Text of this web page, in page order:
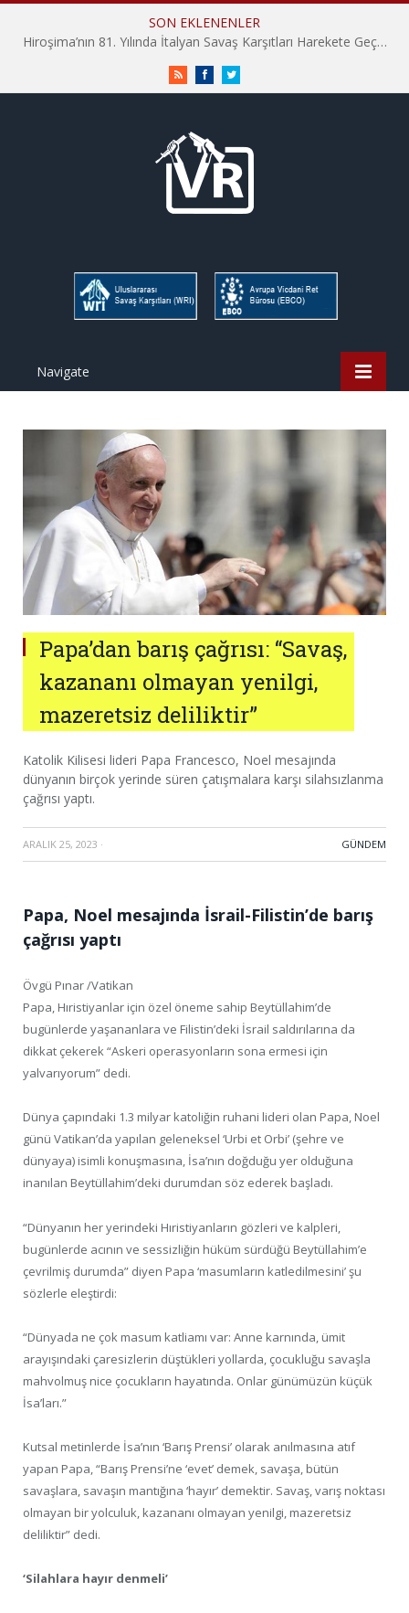
SON EKLENENLER
Hiroşima’nın 81. Yılında İtalyan Savaş Karşıtları Harekete Geçti: “Hatırlamak yeterli değil”
RSS FacebookTwitter
Navigate
Papa’dan barış çağrısı: “Savaş,
kazananı olmayan yenilgi,
mazeretsiz deliliktir”
Katolik Kilisesi lideri Papa Francesco, Noel mesajında
dünyanın birçok yerinde süren çatışmalara karşı silahsızlanma
çağrısı yaptı.
ARALIK 25, 2023 · GÜNDEM
Papa, Noel mesajında İsrail-Filistin’de barış
çağrısı yaptı
Övgü Pınar /Vatikan
Papa, Hıristiyanlar için özel öneme sahip Beytüllahim’de
bugünlerde yaşananlara ve Filistin’deki İsrail saldırılarına da
dikkat çekerek “Askeri operasyonların sona ermesi için
yalvarıyorum” dedi.
Dünya çapındaki 1.3 milyar katoliğin ruhani lideri olan Papa, Noel
günü Vatikan’da yapılan geleneksel ‘Urbi et Orbi’ (şehre ve
dünyaya) isimli konuşmasına, İsa’nın doğduğu yer olduğuna
inanılan Beytüllahim’deki durumdan söz ederek başladı.
“Dünyanın her yerindeki Hıristiyanların gözleri ve kalpleri,
bugünlerde acının ve sessizliğin hüküm sürdüğü Beytüllahim’e
çevrilmiş durumda” diyen Papa ‘masumların katledilmesini’ şu
sözlerle eleştirdi:
“Dünyada ne çok masum katliamı var: Anne karnında, ümit
arayışındaki çaresizlerin düştükleri yollarda, çocukluğu savaşla
mahvolmuş nice çocukların hayatında. Onlar günümüzün küçük
İsa’ları.”
Kutsal metinlerde İsa’nın ‘Barış Prensi’ olarak anılmasına atıf
yapan Papa, “Barış Prensi’ne ‘evet’ demek, savaşa, bütün
savaşlara, savaşın mantığına ‘hayır’ demektir. Savaş, varış noktası
olmayan bir yolculuk, kazananı olmayan yenilgi, mazeretsiz
deliliktir” dedi.
‘Silahlara hayır denmeli’